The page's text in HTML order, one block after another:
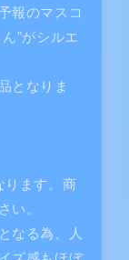
報のマスコ
"がシルエ
となりま
ります。商
い。
なる為、人